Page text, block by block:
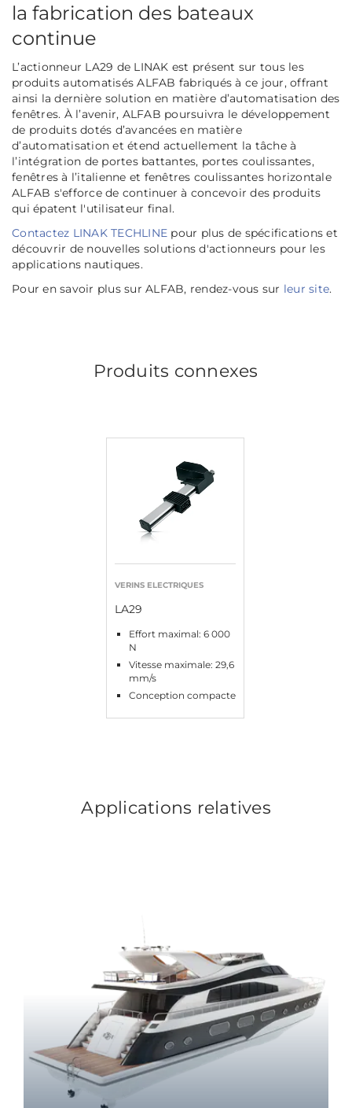
la fabrication des bateaux
continue
L’actionneur LA29 de LINAK est présent sur tous les
produits automatisés ALFAB fabriqués à ce jour, offrant
ainsi la dernière solution en matière d’automatisation des
fenêtres. À l’avenir, ALFAB poursuivra le développement
de produits dotés d’avancées en matière
d’automatisation et étend actuellement la tâche à
l’intégration de portes battantes, portes coulissantes,
fenêtres à l’italienne et fenêtres coulissantes horizontale
ALFAB s'efforce de continuer à concevoir des produits
qui épatent l'utilisateur final.
Contactez LINAK TECHLINE pour plus de spécifications et
découvrir de nouvelles solutions d'actionneurs pour les
applications nautiques.
Pour en savoir plus sur ALFAB, rendez-vous sur leur site.
Produits connexes
VERINS ELECTRIQUES
LA29
Effort maximal: 6 000
N
Vitesse maximale: 29,6
mm/s
Conception compacte
Applications relatives